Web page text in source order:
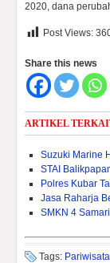
2020, dana
Post Views:
Share this news
ARTIKEL
Suzuki Marine
STAI
Polres Kubar
Jasa Raharja
SMKN 4
Tags: